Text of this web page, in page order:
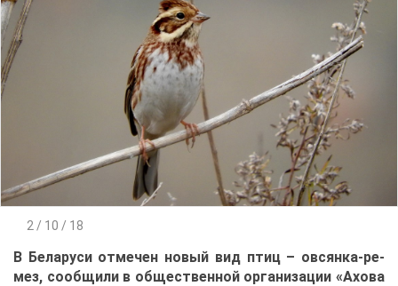
2 / 10 / 18
В Бе­ла­ру­си от­ме­чен но­вый вид птиц – ов­сян­ка-ре­
мез, со­об­щи­ли в об­ще­ствен­ной ор­га­ни­за­ции «Ахо­ва